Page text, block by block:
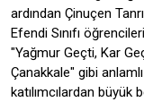
ardından Çinuçen
Efendi Sınıfı
"Yağmur Geçti, Kar
Çanakkale" gibi
katılımcılardan büyük